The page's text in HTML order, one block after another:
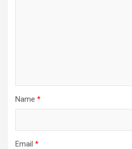
Name *
Email *